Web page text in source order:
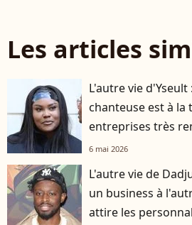
Les articles
L'autre vie d'Yseult
chanteuse est à la
entreprises très
6 mai 2026
L'autre vie de
un business à
attire les